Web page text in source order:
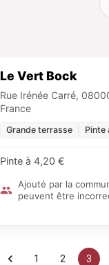
Le Vert Bock
Rue Irénée Carré,
France
Grande terrasse Pinte
Pinte à 4,20 €
Ajouté par la
peuvent être
1 2 3